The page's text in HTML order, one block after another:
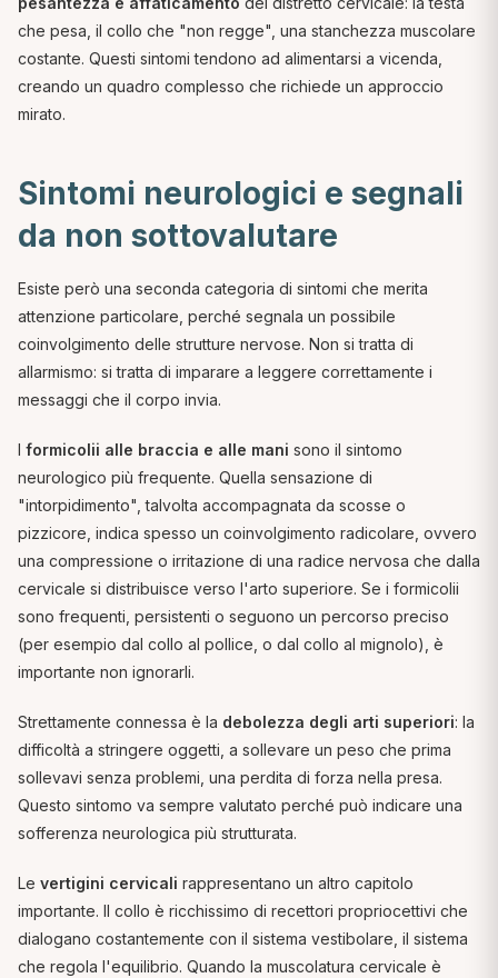
che pesa, il collo che "non regge", una stanchezza muscolare
costante. Questi sintomi tendono ad alimentarsi a vicenda,
creando un quadro complesso che richiede un approccio
mirato.
Sintomi neurologici e segnali
da non sottovalutare
Esiste però una seconda categoria di sintomi che merita
attenzione particolare, perché segnala un possibile
coinvolgimento delle strutture nervose. Non si tratta di
allarmismo: si tratta di imparare a leggere correttamente i
messaggi che il corpo invia.
I formicolii alle braccia e alle mani sono il sintomo
neurologico più frequente. Quella sensazione di
"intorpidimento", talvolta accompagnata da scosse o
pizzicore, indica spesso un coinvolgimento radicolare, ovvero
una compressione o irritazione di una radice nervosa che dalla
cervicale si distribuisce verso l'arto superiore. Se i formicolii
sono frequenti, persistenti o seguono un percorso preciso
(per esempio dal collo al pollice, o dal collo al mignolo), è
importante non ignorarli.
Strettamente connessa è la debolezza degli arti superiori: la
difficoltà a stringere oggetti, a sollevare un peso che prima
sollevavi senza problemi, una perdita di forza nella presa.
Questo sintomo va sempre valutato perché può indicare una
sofferenza neurologica più strutturata.
Le vertigini cervicali rappresentano un altro capitolo
importante. Il collo è ricchissimo di recettori propriocettivi che
dialogano costantemente con il sistema vestibolare, il sistema
che regola l'equilibrio. Quando la muscolatura cervicale è